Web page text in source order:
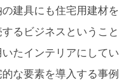
の建具にも住宅用建材
るビジネスというこ
たインテリアにして
な要素を導入する事